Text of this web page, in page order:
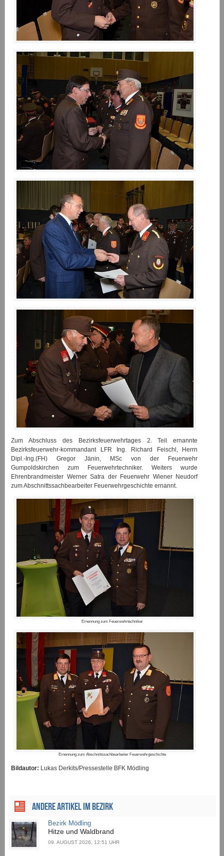
Zum Abschluss des Bezirksfeuerwehrtages 2. Teil ernannte
Bezirksfeuerwehr-kommandant LFR Ing. Richard Feischl, Herrn
Dipl.-Ing.(FH) Gregor Jänin, MSc von der Feuerwehr
Gumpoldskirchen zum Feuerwehrtechniker. Weiters wurde
Ehrenbrandmeister Werner Satra der Feuerwehr Wiener Neudorf
zum Abschnittssachbearbeiter Feuerwehrgeschichte ernannt.
Ernennung zum Feuerwehrtechniker
Ernennung zum Abschnittssachbearbeiter Feuerwehrgeschichte
Bildautor: Lukas Derkits/Pressestelle BFK Mödling
ANDERE ARTIKEL IM BEZIRK
Bezirk Mödling
Hitze und Waldbrand
09. AUGUST 2026, 12:51 UHR